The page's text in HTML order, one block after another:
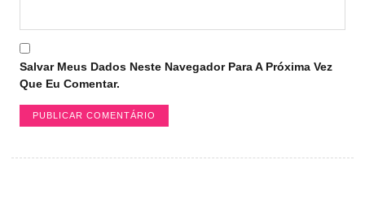
Salvar Meus Dados Neste Navegador Para A Próxima Vez
Que Eu Comentar.